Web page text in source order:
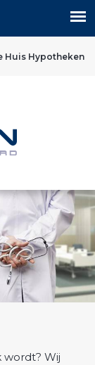
Huis Hypotheken
wordt? Wij